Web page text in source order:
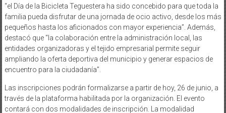
“el Día de la Bicicleta Teguestera ha sido concebido para que toda la
familia pueda disfrutar de una jornada de ocio activo, desde los más
pequeños hasta los aficionados con mayor experiencia”. Además,
destacó que “la colaboración entre la administración local, las
entidades organizadoras y el tejido empresarial permite seguir
ampliando la oferta deportiva del municipio y generar espacios de
encuentro para la ciudadanía”.
Las inscripciones podrán formalizarse a partir de hoy, 26 de junio, a
través de la plataforma habilitada por la organización. El evento
contará con dos modalidades de inscripción. La modalidad